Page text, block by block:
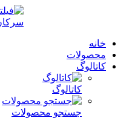
خانه
محصولات
کاتالوگ
کاتالوگ
جستجو محصولات